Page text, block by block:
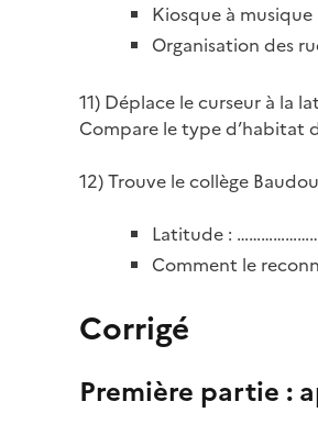
Kiosque à
Organisation des
11) Déplace le curseur à la
Compare le type d’habitat
12) Trouve le collège
Latitude :
Comment le
Corrigé
Première partie :